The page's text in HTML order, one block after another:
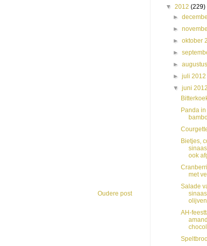
Oudere post
▼ 2012 (229)
►
►
►oktober
►
►
►juli
▼juni
Panda in
Bietjes,
ook
met
Salade
olijven
AH-